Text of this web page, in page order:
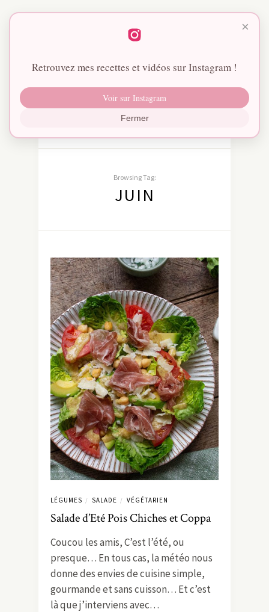
Browsing Tag:
JUIN
LÉGUMES / SALADE / VÉGÉTARIEN
Salade d’Eté Pois Chiches et Coppa
Coucou les amis, C’est l’été, ou
presque… En tous cas, la météo nous
donne des envies de cuisine simple,
gourmande et sans cuisson… Et c’est
là que j’interviens avec…
×
Retrouvez mes recettes et vidéos sur Instagram !
Voir sur Instagram
Fermer